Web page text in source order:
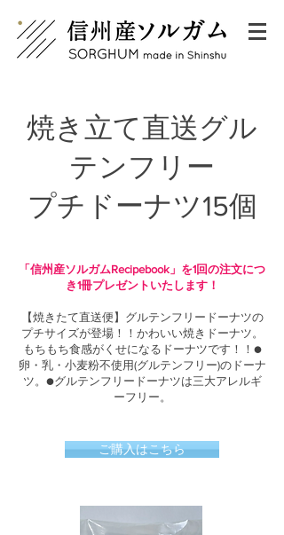
焼き立て直送グル
テンフリー
プチドーナツ15個
「信州産ソルガムRecipebook」を1回の注文につ
き1冊プレゼントいたします！
【焼きたて直送便】グルテンフリードーナツの
プチサイズが登場！！かわいい焼きドーナツ。
もちもち食感がくせになるドーナツです！！●
卵・乳・小麦粉不使用(グルテンフリー)のドーナ
ツ。●グルテンフリードーナツは三大アレルギ
ーフリー。
ご購入はこちら